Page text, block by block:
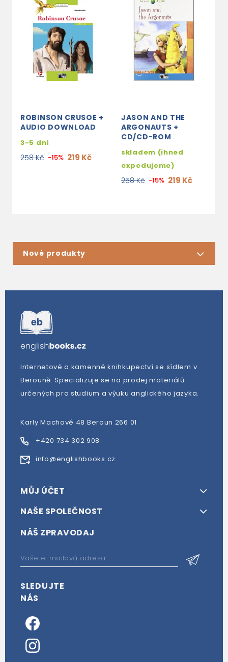
ROBINSON CRUSOE +
AUDIO DOWNLOAD
3-5 dní
258 Kč -15% 219 Kč
JASON AND THE
ARGONAUTS +
CD/CD-ROM
skladem (ihned
expedujeme)
258 Kč -15% 219 Kč
Nové produkty
Internetové a kamenné knihkupectví se sídlem v
Berouně. Specializuje se na prodej materiálů
určených pro studium a výuku anglického jazyka.
Karly Machové 48 Beroun 266 01
+420 734 302 908
info@englishbooks.cz
MŮJ ÚČET
NAŠE SPOLEČNOST
NÁŠ ZPRAVODAJ
SLEDUJTE
NÁS